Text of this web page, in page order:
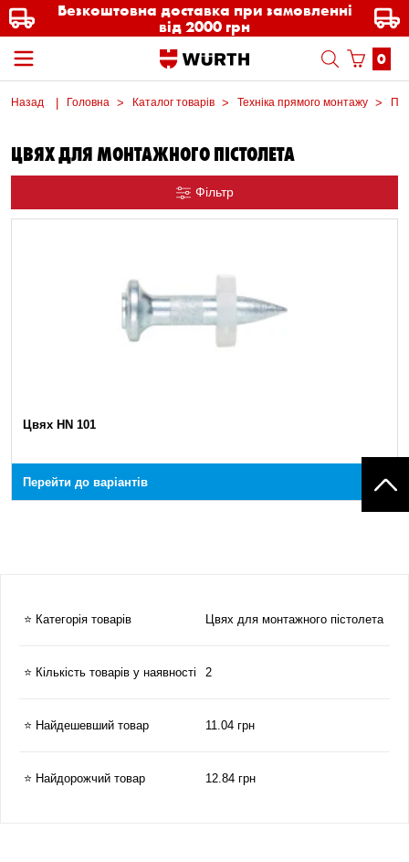
Безкоштовна доставка при замовленні
від 2000 грн
0
Назад Головна Каталог товарів Техніка прямого монтажу
ЦВЯХ ДЛЯ МОНТАЖНОГО ПІСТОЛЕТА
Фільтр
Цвях HN 101
Перейти до варіантів
⭐ Категорія товарів Цвях для монтажного пістолета
⭐ Кількість товарів у наявності 2
⭐ Найдешевший товар 11.04 грн
⭐ Найдорожчий товар 12.84 грн